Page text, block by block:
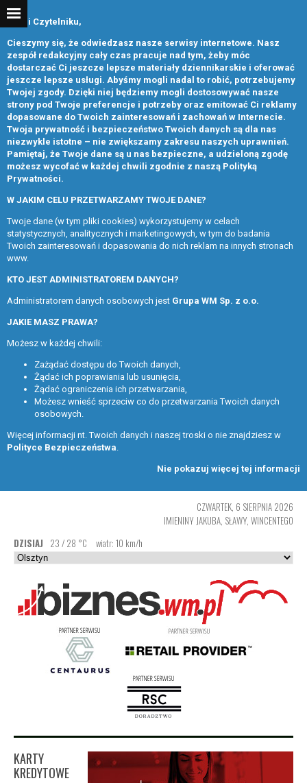
Drogi Czytelniku,
Cieszymy się, że odwiedzasz nasze serwisy internetowe. Nasz
zespół redakcyjny cały czas pracuje nad tym, żeby móc
dostarczać Ci jeszcze lepsze materiały dziennikarskie i oferować
jeszcze lepsze usługi. Abyśmy mogli nadal to robić, potrzebujemy
Twojej zgody. Dzięki niej będziemy mogli dostosowywać nasze
strony pod Twoje preferencje i potrzeby oraz emitować Ci reklamy
dopasowane do Twoich zainteresowań i zachowań w Internecie.
Twoja prywatność i bezpieczeństwo Twoich danych są dla nas
niezwykle istotne – nie zwiększamy zakresu naszych uprawnień.
Pamiętaj, że Twoje dane są u nas bezpieczne, a udzieloną zgodę
możesz wycofać w każdej chwili zgodnie z naszą Polityką
Prywatności.
W JAKIM CELU PRZETWARZAMY TWOJE DANE?
Twoje dane (w tym pliki cookies) wykorzystujemy w celach
statystycznych, analitycznych i marketingowych, w tym do badania
Twoich zainteresowań i dopasowania do nich reklam na innych stronach
www.
KTO JEST ADMINISTRATOREM DANYCH?
Administratorem danych osobowych jest Grupa WM Sp. z o.o.
JAKIE MASZ PRAWA?
Możesz w każdej chwili:
Zażądać dostępu do Twoich danych,
Żądać ich poprawiania lub usunięcia,
Żądać ograniczenia ich przetwarzania,
Możesz wnieść sprzeciw co do przetwarzania Twoich danych
osobowych.
Więcej informacji nt. Twoich danych i naszej troski o nie znajdziesz w
Polityce Bezpieczeństwa.
Nie pokazuj więcej tej informacji
CZWARTEK, 6 SIERPNIA 2026
IMIENINY JAKUBA, SŁAWY, WINCENTEGO
DZISIAJ 23 / 28 °C wiatr: 10 km/h
KARTY
KREDYTOWE